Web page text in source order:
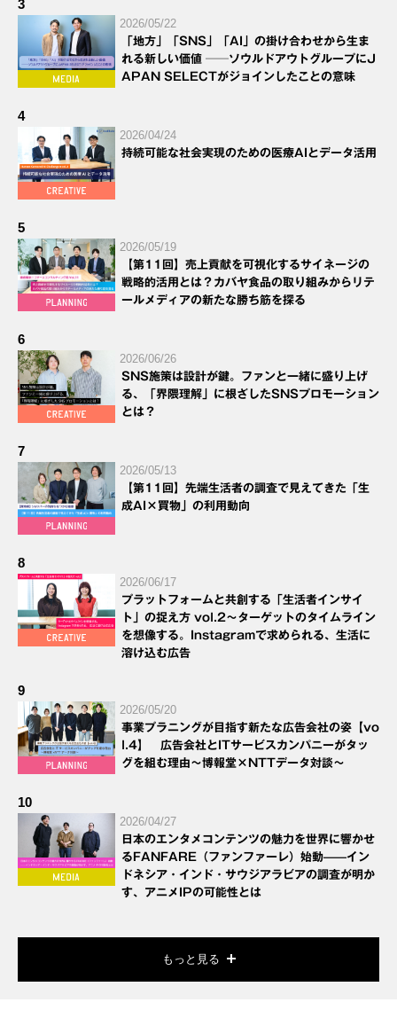
3
2026/05/22
「地方」「SNS」「AI」の掛け合わせから生ま
れる新しい価値 ──ソウルドアウトグループにJ
APAN SELECTがジョインしたことの意味
4
2026/04/24
持続可能な社会実現のための医療AIとデータ活用
5
2026/05/19
【第11回】売上貢献を可視化するサイネージの
戦略的活用とは？カバヤ食品の取り組みからリテ
ールメディアの新たな勝ち筋を探る
6
2026/06/26
SNS施策は設計が鍵。ファンと一緒に盛り上げ
る、「界隈理解」に根ざしたSNSプロモーション
とは？
7
2026/05/13
【第11回】先端生活者の調査で見えてきた「生
成AI×買物」の利用動向
8
2026/06/17
プラットフォームと共創する「生活者インサイ
ト」の捉え方 vol.2～ターゲットのタイムライン
を想像する。Instagramで求められる、生活に
溶け込む広告
9
2026/05/20
事業プラニングが目指す新たな広告会社の姿【vo
l.4】 広告会社とITサービスカンパニーがタッ
グを組む理由～博報堂×NTTデータ対談～
10
2026/04/27
日本のエンタメコンテンツの魅力を世界に響かせ
るFANFARE（ファンファーレ）始動——イン
ドネシア・インド・サウジアラビアの調査が明か
す、アニメIPの可能性とは
もっと見る